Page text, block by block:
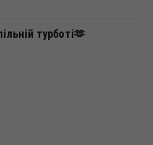
турботі🫶